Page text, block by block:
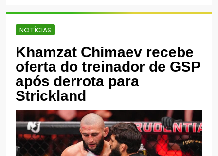
NOTÍCIAS
Khamzat Chimaev recebe
oferta do treinador de GSP
após derrota para
Strickland